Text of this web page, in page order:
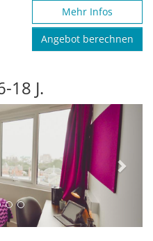
Mehr Infos
Angebot berechnen
18 J.
Next